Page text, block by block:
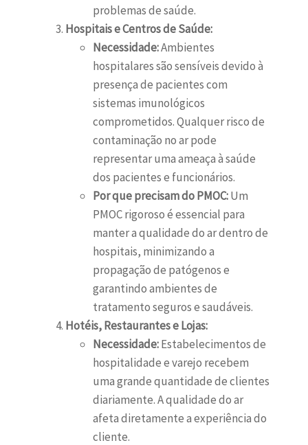
problemas de saúde.
Hospitais e Centros de Saúde:
Necessidade:Ambientes
hospitalares são sensíveis devido à
presença de pacientes com
sistemas imunológicos
comprometidos. Qualquer risco de
contaminação no ar pode
representar uma ameaça à saúde
dos pacientes e funcionários.
Por que precisam do PMOC:Um
PMOC rigoroso é essencial para
manter a qualidade do ar dentro de
hospitais, minimizando a
propagação de patógenos e
garantindo ambientes de
tratamento seguros e saudáveis.
Hotéis, Restaurantes e Lojas:
Necessidade:Estabelecimentos de
hospitalidade e varejo recebem
uma grande quantidade de clientes
diariamente. A qualidade do ar
afeta diretamente a experiência do
cliente.